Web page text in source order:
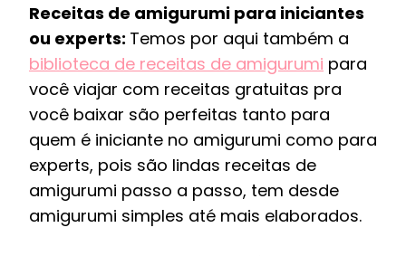
Receitas de amigurumi para iniciantes
ou experts: Temos por aqui também a
biblioteca de receitas de amigurumi para
você viajar com receitas gratuitas pra
você baixar são perfeitas tanto para
quem é iniciante no amigurumi como para
experts, pois são lindas receitas de
amigurumi passo a passo, tem desde
amigurumi simples até mais elaborados.